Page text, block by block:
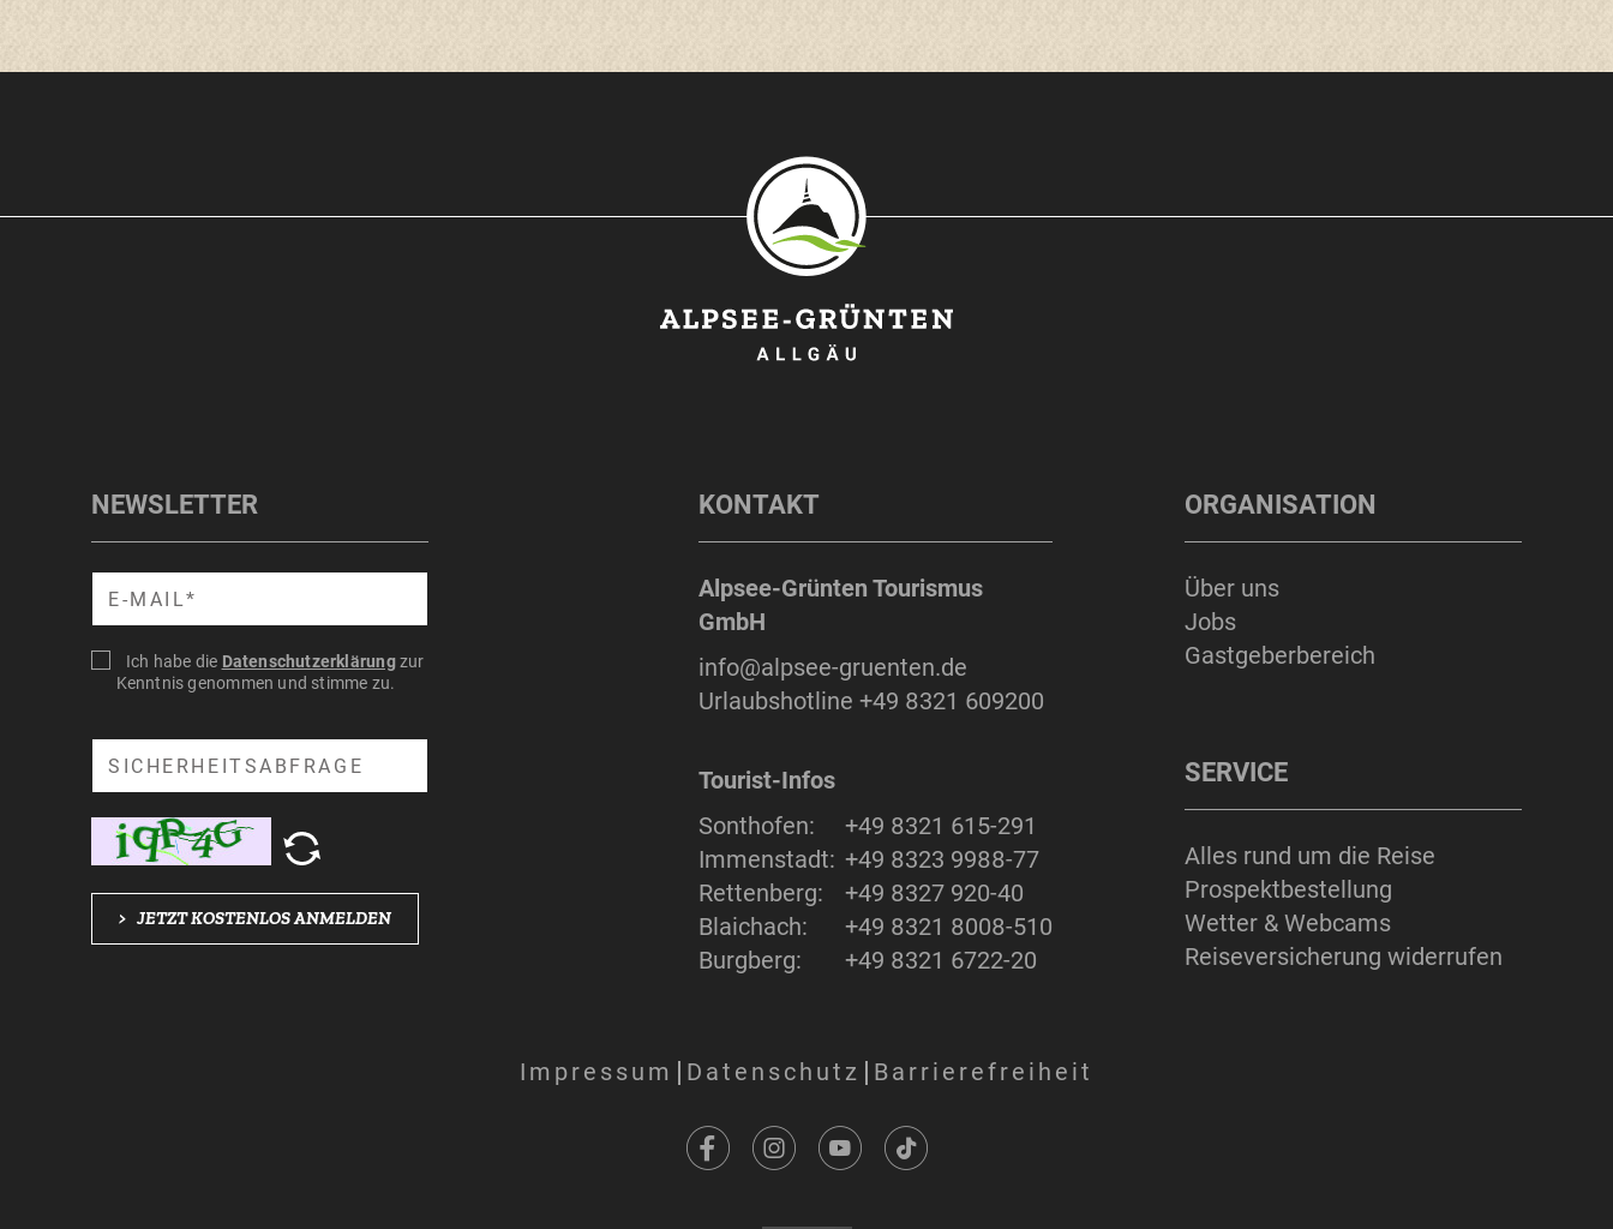
NEWSLETTER
Suche
Ich habe die Datenschutzerklärungzur
Kenntnis genommen und stimme zu.
Suche
> JETZT KOSTENLOS ANMELDEN
KONTAKT
Alpsee-Grünten Tourismus
GmbH
info@alpsee-gruenten.de
Urlaubshotline+49 8321 609200
Tourist-Infos
Sonthofen:
+49 8321 615-291
Immenstadt: +49 8323 9988-77
Rettenberg:
+49 8327 920-40
Blaichach:
+49 8321 8008-510
Burgberg:
+49 8321 6722-20
ORGANISATION
Über uns
Jobs
Gastgeberbereich
SERVICE
Alles rund um die Reise
Prospektbestellung
Wetter & Webcams
Reiseversicherung widerrufen
Impressum Datenschutz Barrierefreiheit